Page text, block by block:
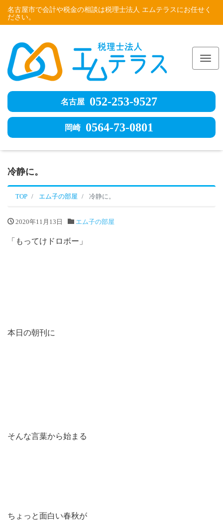
名古屋市で会計や税金の相談は税理士法人 エムテラスにお任せく
ださい。
名古屋 052-253-9527
岡崎 0564-73-0801
冷静に。
TOP エム子の部屋 冷静に。
2020年11月13日 エム子の部屋
「もってけドロボー」
本日の朝刊に
そんな言葉から始まる
ちょっと面白い春秋が